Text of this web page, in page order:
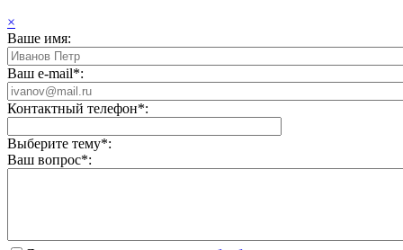
×
Ваше имя:
Ваш e-mail*:
Контактный телефон*:
Выберите тему*:
Ваш вопрос*: